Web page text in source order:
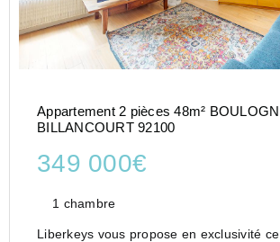
Appartement 2 pièces 48m²
BILLANCOURT 92100
349 000€
1 chambre
Liberkeys vous propose en exclusivité